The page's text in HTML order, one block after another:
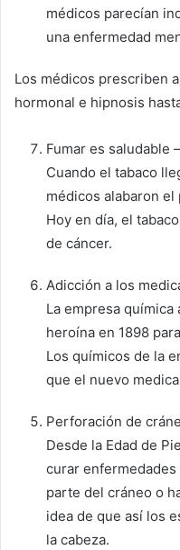
médicos parecían
una enfermedad
Los médicos prescriben
hormonal e hipnosis
Fumar es saludable
Cuando el tabaco
médicos alabaron
Hoy en día, el
de cáncer.
Adicción a los
La empresa química
heroína en 1898
Los químicos de la
que el nuevo
Perforación de
Desde la Edad de
curar
parte del cráneo o
idea de que así los
la cabeza.